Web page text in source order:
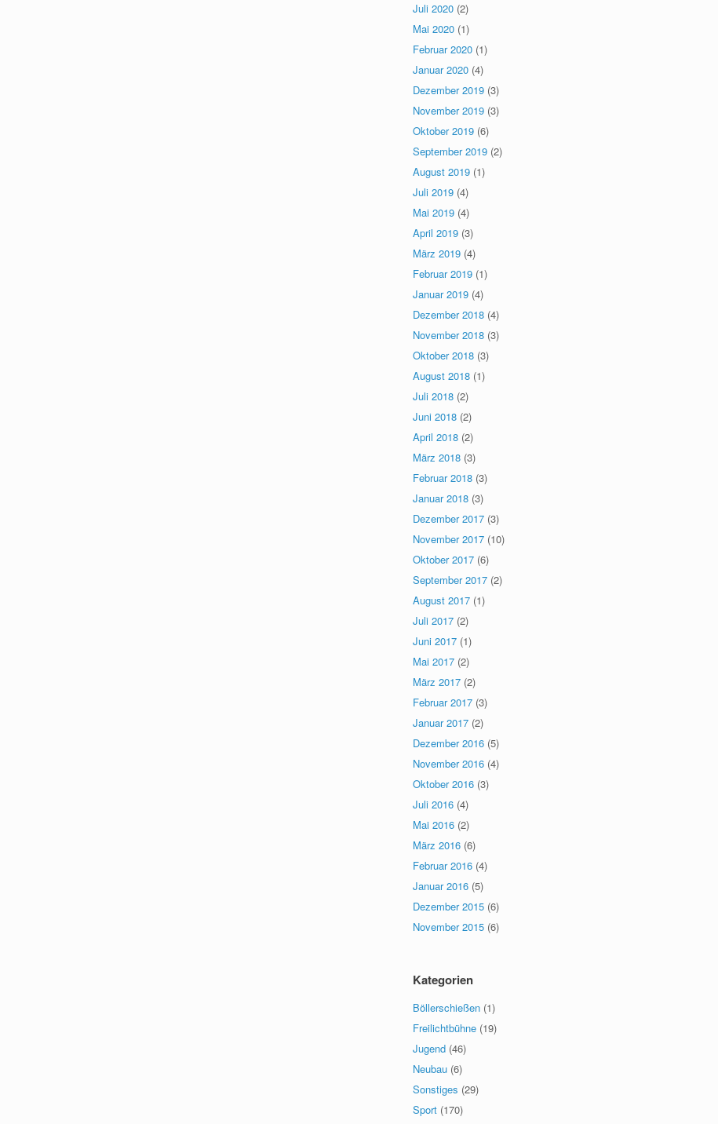
Juli 2020 (2)
Mai 2020 (1)
Februar 2020 (1)
Januar 2020 (4)
Dezember 2019 (3)
November 2019 (3)
Oktober 2019 (6)
September 2019 (2)
August 2019 (1)
Juli 2019 (4)
Mai 2019 (4)
April 2019 (3)
März 2019 (4)
Februar 2019 (1)
Januar 2019 (4)
Dezember 2018 (4)
November 2018 (3)
Oktober 2018 (3)
August 2018 (1)
Juli 2018 (2)
Juni 2018 (2)
April 2018 (2)
März 2018 (3)
Februar 2018 (3)
Januar 2018 (3)
Dezember 2017 (3)
November 2017 (10)
Oktober 2017 (6)
September 2017 (2)
August 2017 (1)
Juli 2017 (2)
Juni 2017 (1)
Mai 2017 (2)
März 2017 (2)
Februar 2017 (3)
Januar 2017 (2)
Dezember 2016 (5)
November 2016 (4)
Oktober 2016 (3)
Juli 2016 (4)
Mai 2016 (2)
März 2016 (6)
Februar 2016 (4)
Januar 2016 (5)
Dezember 2015 (6)
November 2015 (6)
Kategorien
Böllerschießen (1)
Freilichtbühne (19)
Jugend (46)
Neubau (6)
Sonstiges (29)
Sport (170)